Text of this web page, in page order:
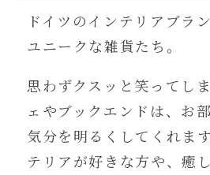
ドイツのインテリアブラ
ユニークな雑貨たち。
思わずクスッと笑ってし
ェやブックエンドは、お
気分を明るくしてくれま
テリアが好きな方や、癒